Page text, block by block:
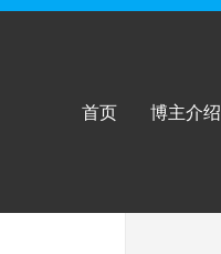
首页 博主介绍